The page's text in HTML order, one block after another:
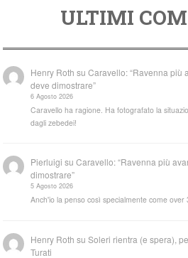
ULTIMI
Henry Roth suCaravello: “Ravenna più
deve dimostrare”
6 Agosto 2026
Caravello ha ragione. Ha fotografato la
dagli zebedei!
Pierluigi suCaravello: “Ravenna più
dimostrare”
5 Agosto 2026
Anch'io la penso così specialmente come over
Henry Roth suSoleri rientra (e spera),
Turati